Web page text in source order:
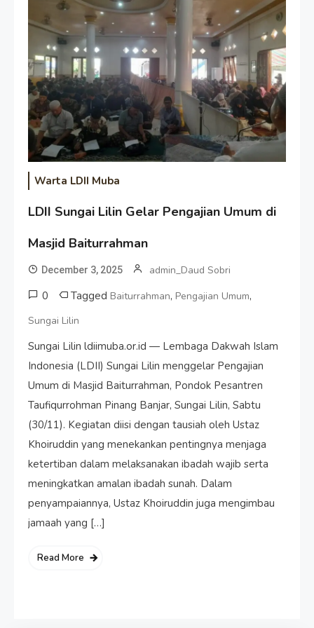
Warta LDII Muba
LDII Sungai Lilin Gelar Pengajian Umum di
Masjid Baiturrahman
December 3, 2025 admin_Daud Sobri
0 Tagged Baiturrahman, Pengajian Umum,
Sungai Lilin
Sungai Lilin ldiimuba.or.id — Lembaga Dakwah Islam
Indonesia (LDII) Sungai Lilin menggelar Pengajian
Umum di Masjid Baiturrahman, Pondok Pesantren
Taufiqurrohman Pinang Banjar, Sungai Lilin, Sabtu
(30/11). Kegiatan diisi dengan tausiah oleh Ustaz
Khoiruddin yang menekankan pentingnya menjaga
ketertiban dalam melaksanakan ibadah wajib serta
meningkatkan amalan ibadah sunah. Dalam
penyampaiannya, Ustaz Khoiruddin juga mengimbau
jamaah yang […]
Read More